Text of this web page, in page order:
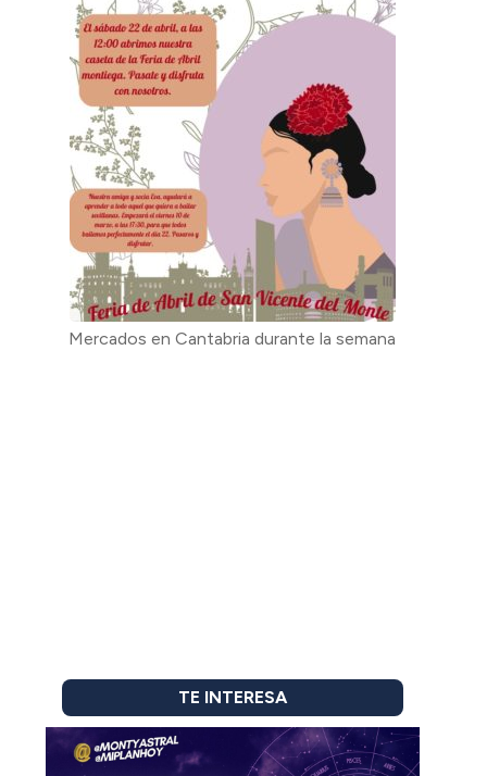
Mercados en Cantabria durante la semana
TE INTERESA